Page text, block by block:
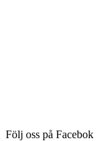
Följ oss på Facebok